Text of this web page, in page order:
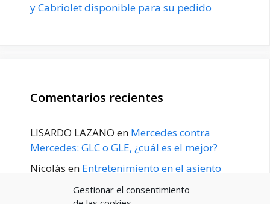
Gestionar el consentimiento
y Cabriolet disponible para su pedido
Comentarios recientes
LISARDO LAZANO en Mercedes contra
Mercedes: GLC o GLE, ¿cuál es el mejor?
Nicolás en Entretenimiento en el asiento
principios de 2020